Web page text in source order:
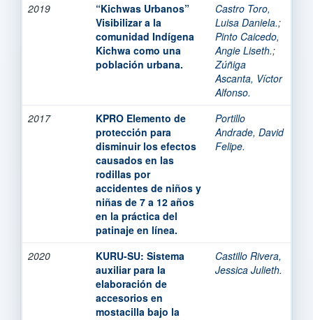
2019
“Kichwas Urbanos”
Visibilizar a la
comunidad Indígena
Kichwa como una
población urbana.
Castro Toro,
Luisa Daniela.;
Pinto Caicedo,
Angie Liseth.;
Zúñiga
Ascanta, Víctor
Alfonso.
2017
KPRO Elemento de
protección para
disminuir los efectos
causados en las
rodillas por
accidentes de niños y
niñas de 7 a 12 años
en la práctica del
patinaje en línea.
Portillo
Andrade, David
Felipe.
2020
KURU-SU: Sistema
auxiliar para la
elaboración de
accesorios en
mostacilla bajo la
Castillo Rivera,
Jessica Julieth.